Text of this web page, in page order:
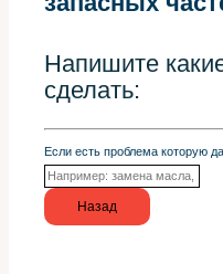
Напишите
сделать:
Если есть проблема которую
Назад